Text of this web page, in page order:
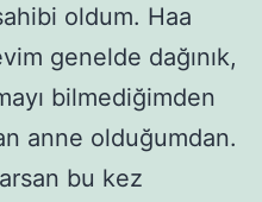
oldum. Haa
genelde dağınık,
bilmediğimden
anne olduğumdan.
bu kez